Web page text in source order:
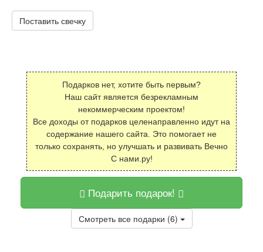
Поставить свечку
Подарков нет, хотите быть первым?
Наш сайт является безрекламным
некоммерческим проектом!
Все доходы от подарков целенаправленно идут на
содержание нашего сайта. Это помогает не
только сохранять, но улучшать и развивать Вечно
С нами.ру!
Подарить подарок!
Смотреть все подарки (6)